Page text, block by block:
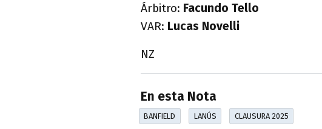
Árbitro: Facundo Tello
VAR: Lucas Novelli
NZ
En esta Nota
BANFIELD LANÚS CLAUSURA 2025